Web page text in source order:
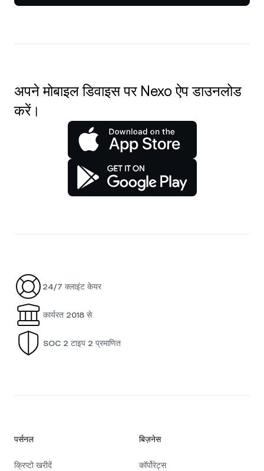
अपने मोबाइल डिवाइस पर Nexo ऐप डाउनलोड
करें।
24/7 क्लाइंट केयर
कार्यरत 2018 से
SOC 2 टाइप 2 प्रमाणित
पर्सनल
क्रिप्टो खरीदें
बिज़नेस
कॉर्पोरेट्स